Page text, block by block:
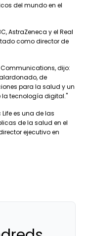
del mundo en el
AstraZeneca y el Real
como director de
Communications, dijo:
de
para la salud y un
la tecnología digital."
es una de las
de la salud en el
ejecutivo en